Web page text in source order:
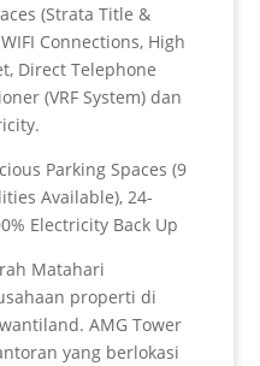
(Strata Title &
Connections, High
Direct Telephone
(VRF System) dan
Parking Spaces (9
Available), 24-
Electricity Back Up
Matahari
properti di
AMG Tower
yang berlokasi